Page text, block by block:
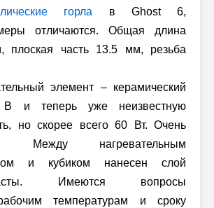
горла в Ghost 6,
отличаются. Общая длина
плоская часть 13.5 мм, резьба
элемент – керамический
и теперь уже неизвестную
но скорее всего 60 Вт. Очень
Между нагревательным
и кубиком нанесен слой
Имеются вопросы
температурам и сроку